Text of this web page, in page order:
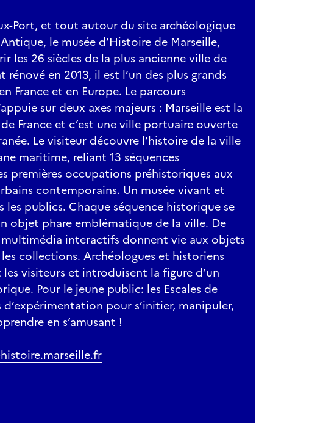
Port, et tout autour du site archéologique
le musée d’Histoire de Marseille,
les 26 siècles de la plus ancienne ville de
rénové en 2013, il est l’un des plus grands
France et en Europe. Le parcours
sur deux axes majeurs : Marseille est la
France et c’est une ville portuaire ouverte
Le visiteur découvre l’histoire de la ville
maritime, reliant 13 séquences
premières occupations préhistoriques aux
contemporains. Un musée vivant et
publics. Chaque séquence historique se
objet phare emblématique de la ville. De
interactifs donnent vie aux objets
collections. Archéologues et historiens
visiteurs et introduisent la figure d’un
Pour le jeune public: les Escales de
pour s’initier, manipuler,
en s’amusant !